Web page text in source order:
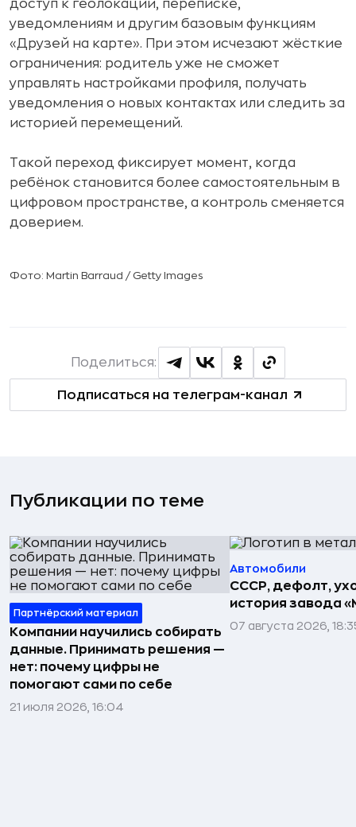
доступ к геолокации, переписке,
уведомлениям и другим базовым функциям
«Друзей на карте». При этом исчезают жёсткие
ограничения: родитель уже не сможет
управлять настройками профиля, получать
уведомления о новых контактах или следить за
историей перемещений.
Такой переход фиксирует момент, когда
ребёнок становится более самостоятельным в
цифровом пространстве, а контроль сменяется
доверием.
Фото: Martin Barraud / Getty Images
Подписаться на телеграм-канал
Поделиться:
Публикации по теме
Партнёрский материал
Компании научились собирать
данные. Принимать решения —
нет: почему цифры не
помогают сами по себе
21 июля 2026, 16:04
Автомобили
СССР, дефолт,
история завода
07 августа 2026,